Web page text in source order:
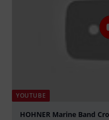
YOUTUBE
HOHNER Marine Band